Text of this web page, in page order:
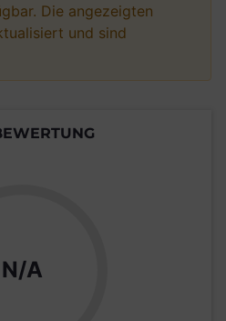
Die angezeigten
und sind
N/A